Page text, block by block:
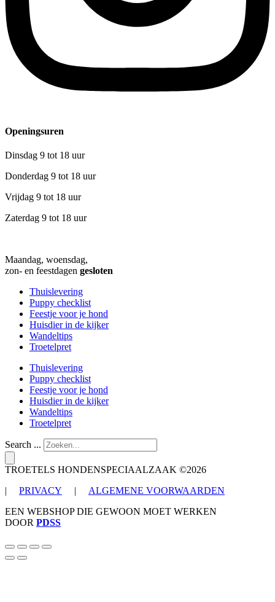
Openingsuren
Dinsdag 9 tot 18 uur
Donderdag 9 tot 18 uur
Vrijdag 9 tot 18 uur
Zaterdag 9 tot 18 uur
Maandag, woensdag,
zon- en feestdagen gesloten
Thuislevering
Puppy checklist
Feestje voor je hond
Huisdier in de kijker
Wandeltips
Troetelpret
Thuislevering
Puppy checklist
Feestje voor je hond
Huisdier in de kijker
Wandeltips
Troetelpret
Search ...
TROETELS HONDENSPECIAALZAAK ©2026
PRIVACY
ALGEMENE VOORWAARDEN
EEN WEBSHOP DIE GEWOON MOET WERKEN
DOOR PDSS